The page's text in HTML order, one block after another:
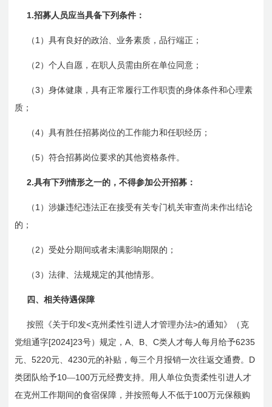
1.招募人员应当具备下列条件：
（ 1 ）具有良好的政治、业务素质，品行端正；
（ 2 ）个人自愿，在职人员需由所在单位同意；
（3 ）身体健康，具有正常履行工作职责的身体条件和心理素
质；
（4）具有胜任招募岗位的工作能力和任职经历；
（5）符合招募岗位要求的其他资格条件。
2.具有下列情形之一的，不得参加公开招募：
（ 1 ）涉嫌违纪违法正在接受有关专门机关审查尚未作出结论
的；
（ 2 ）受处分期间或者未满影响期限的；
（3 ）法律、法规规定的其他情形。
四、相关待遇保障
按照《关于印发<克州柔性引进人才管理办法>的通知》（克
党组通字[2024]23号）规定，A B 、C类人才每人每月给予6235
元、5220元、4230元的补贴，每三个月报销一次往返交通费。 D
类团队给予10—100万元经费支持。用人单位负责柔性引进人才
在克州工作期间的食宿保障，并按照每人不低于100万元保额购